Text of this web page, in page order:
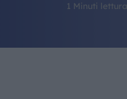
1 Minuti lettura